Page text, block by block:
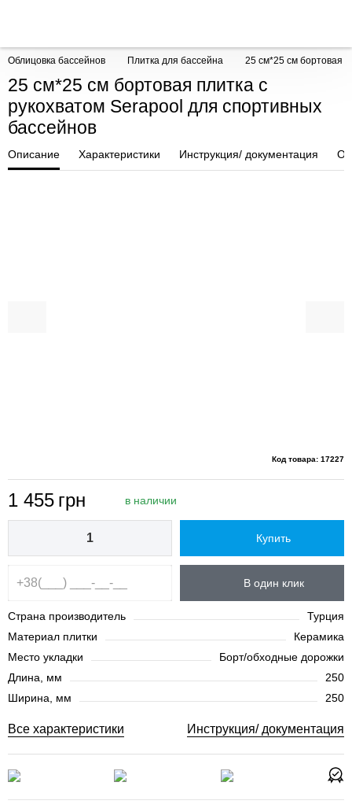
Облицовка бассейнов Плитка для бассейна 25 см*25 см бортовая
25 см*25 см бортовая плитка с
рукохватом Serapool для спортивных
бассейнов
Описание Характеристики Инструкция/ документация
Код товара: 17227
1 455 грн в наличии
Купить
В один клик
Страна производитель
Турция
Материал плитки
Керамика
Место укладки
Борт/обходные дорожки
Длина, мм
250
Ширина, мм
250
Все характеристики Инструкция/ документация